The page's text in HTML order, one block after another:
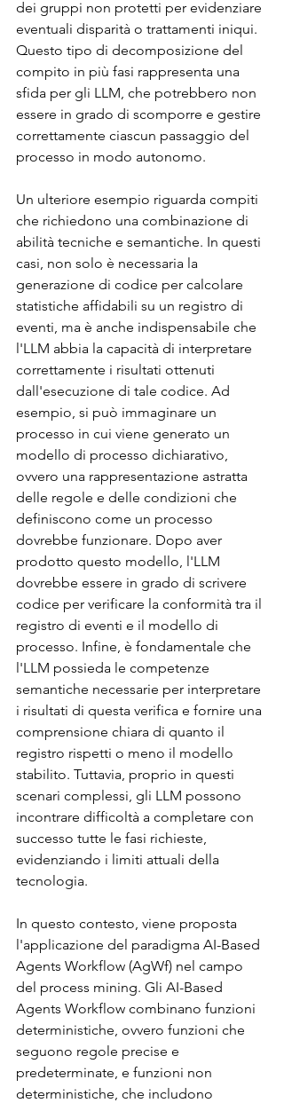
dei gruppi non protetti per evidenziare
eventuali disparità o trattamenti iniqui.
Questo tipo di decomposizione del
compito in più fasi rappresenta una
sfida per gli LLM, che potrebbero non
essere in grado di scomporre e gestire
correttamente ciascun passaggio del
processo in modo autonomo.
Un ulteriore esempio riguarda compiti
che richiedono una combinazione di
abilità tecniche e semantiche. In questi
casi, non solo è necessaria la
generazione di codice per calcolare
statistiche affidabili su un registro di
eventi, ma è anche indispensabile che
l'LLM abbia la capacità di interpretare
correttamente i risultati ottenuti
dall'esecuzione di tale codice. Ad
esempio, si può immaginare un
processo in cui viene generato un
modello di processo dichiarativo,
ovvero una rappresentazione astratta
delle regole e delle condizioni che
definiscono come un processo
dovrebbe funzionare. Dopo aver
prodotto questo modello, l'LLM
dovrebbe essere in grado di scrivere
codice per verificare la conformità tra il
registro di eventi e il modello di
processo. Infine, è fondamentale che
l'LLM possieda le competenze
semantiche necessarie per interpretare
i risultati di questa verifica e fornire una
comprensione chiara di quanto il
registro rispetti o meno il modello
stabilito. Tuttavia, proprio in questi
scenari complessi, gli LLM possono
incontrare difficoltà a completare con
successo tutte le fasi richieste,
evidenziando i limiti attuali della
tecnologia.
In questo contesto, viene proposta
l'applicazione del paradigma AI-Based
Agents Workflow (AgWf) nel campo
del process mining. Gli AI-Based
Agents Workflow combinano funzioni
deterministiche, ovvero funzioni che
seguono regole precise e
predeterminate, e funzioni non
deterministiche, che includono